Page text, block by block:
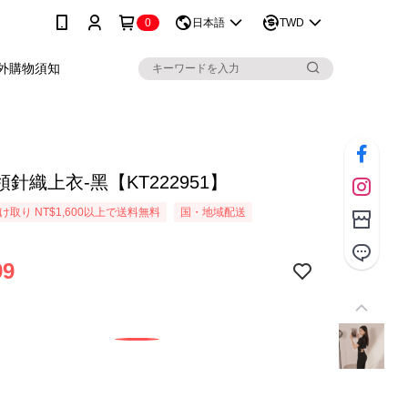
0 日本語 TWD
購物須知
針織上衣-黑【KT222951】
取り NT$1,600以上で送料無料 国・地域配送